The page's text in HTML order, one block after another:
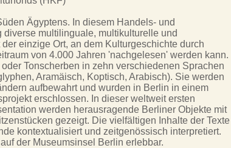
Ägyptens. In diesem Handels- und
multilinguale, multikulturelle und
einzige Ort, an dem Kulturgeschichte durch
von 4.000 Jahren 'nachgelesen' werden kann.
Tonscherben in zehn verschiedenen Sprachen
Aramäisch, Koptisch, Arabisch). Sie werden
aufbewahrt und wurden in Berlin in einem
erschlossen. In dieser weltweit ersten
werden herausragende Berliner Objekte mit
gezeigt. Die vielfältigen Inhalte der Texte
kontextualisiert und zeitgenössisch interpretiert.
der Museumsinsel Berlin erlebbar.